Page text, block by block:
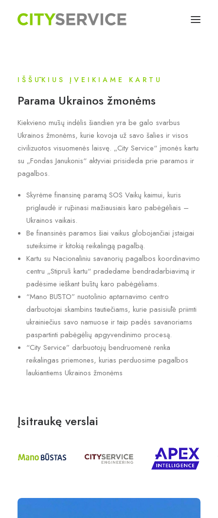
APIE TVARUMO INICIATYVAS
IŠŠŪKIUS ĮVEIKIAME KARTU
Parama Ukrainos žmonėms
Kiekvieno mūsų indėlis šiandien yra be galo svarbus
Ukrainos žmonėms, kurie kovoja už savo šalies ir visos
civilizuotos visuomenės laisvę. „City Service“ įmonės kartu
su „Fondas Janukonis“ aktyviai prisideda prie paramos ir
pagalbos.
Skyrėme finansinę paramą SOS Vaikų kaimui, kuris
priglaudė ir rūpinasi mažiausiais karo pabėgėliais –
Ukrainos vaikais.
Be finansinės paramos šiai vaikus globojančiai įstaigai
suteiksime ir kitokią reikalingą pagalbą.
Kartu su Nacionaliniu savanorių pagalbos koordinavimo
centru „Stiprūs kartu“ pradedame bendradarbiavimą ir
padėsime ieškant būstų karo pabėgėliams.
“Mano BŪSTO” nuotolinio aptarnavimo centro
darbuotojai skambins tautiečiams, kurie pasisiūlė priimti
ukrainiečius savo namuose ir taip padės savanoriams
paspartinti pabėgėlių apgyvendinimo procesą.
“City Service” darbuotojų bendruomenė renka
reikalingas priemones, kurias perduosime pagalbos
laukiantiems Ukrainos žmonėms
Įsitraukę verslai